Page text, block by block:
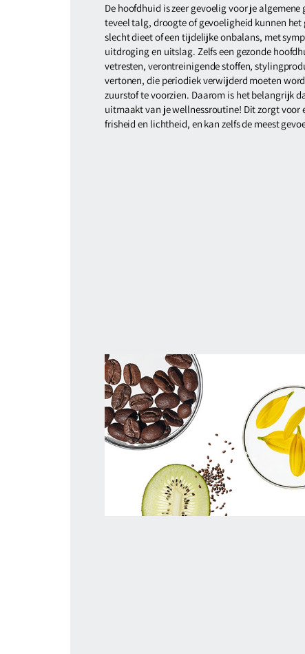
De hoofdhuid is zeer gevoelig voor je
teveel talg, droogte of gevoeligheid kunnen het
slecht dieet of een tijdelijke onbalans, met
uitdroging en uitslag. Zelfs een gezonde
vetresten, verontreinigende stoffen,
vertonen, die periodiek verwijderd moeten
zuurstof te voorzien. Daarom is het belangrijk
uitmaakt van je wellnessroutine! Dit zorgt voor
frisheid en lichtheid, en kan zelfs de meest